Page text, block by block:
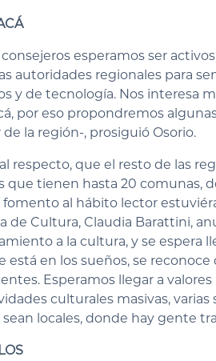
esperamos ser
autoridades regionales para
y de tecnología. Nos interesa
por eso propondremos
la región-, prosiguió Osorio.
respecto, que el resto de las
que tienen hasta 20 comunas,
al hábito lector
de Cultura, Claudia Barattini,
a la cultura, y se espera
está en los sueños, se
Esperamos llegar a
culturales masivas,
sean locales, donde hay gente